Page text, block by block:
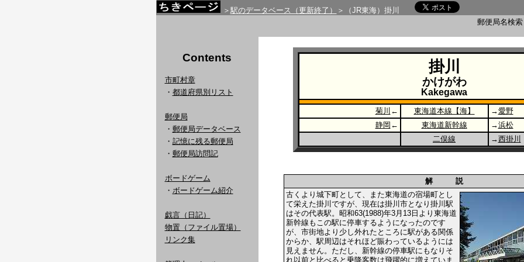
＞ 駅のデータベース（更新終了）
＞（JR東海）掛川
郵便局名検
Contents
市町村章
・ 都道府県別リスト
郵便局
・ 郵便局データベース
・ 記憶に残る郵便局
・ 郵便局訪問記
ボードゲーム
・ ボードゲーム紹介
戯言（日記）
物置（ファイル置場）
リンク集
掛川
かけがわ
Kakegawa
菊川 ← 東海道本線【海】 →愛野
静岡 ← 東海道新幹線 →浜松
二俣線
→西掛川
解 説
古くより城下町として、また東海道の宿場町とし
て栄えた掛川ですが、現在は掛川市となり掛川駅
はその代表駅。昭和63(1988)年3月13日より東海道
新幹線もこの駅に停車するようになったのです
が、市街地より少し外れたところに駅がある関係
からか、駅周辺はそれほど賑わっているようには
見えません。ただし、新幹線の停車駅にもなりそ
れ以前と比べると乗降客数は飛躍的に増えていま